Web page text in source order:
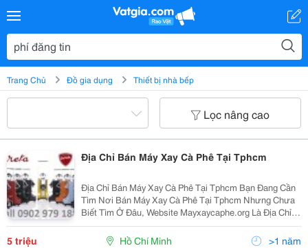
Trang Chủ Đồ gia dụng Thiết bị nhà bếp
Lọc nâng cao
Địa Chỉ Bán Máy Xay Cà Phê Tại Tphcm
Địa Chỉ Bán Máy Xay Cà Phê Tại Tphcm Bạn Đang Cần
Tìm Nơi Bán Máy Xay Cà Phê Tại Tphcm Nhưng Chưa
Biết Tìm Ở Đâu, Website Mayxaycaphe.org Là Địa Chỉ
Bán Máy Xay Cà Phê Đáng Tin Cậy Nhất. Hiện Nay
Công Ty Chúng Tôi Đang Phân Phối Máy Pha Cà Phê Và
5 triệu Hồ Chí Minh >1 năm